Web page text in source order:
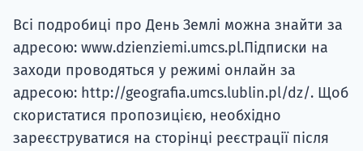
Всі подробиці про День Землі можна знайти за
адресою: www.dzienziemi.umcs.pl.Підписки на
заходи проводяться у режимі онлайн за
адресою: http://geografia.umcs.lublin.pl/dz/. Щоб
скористатися пропозицією, необхідно
зареєструватися на сторінці реєстрації після